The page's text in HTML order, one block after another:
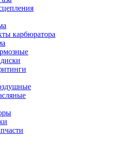
карбюратора